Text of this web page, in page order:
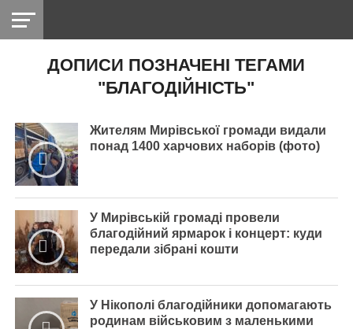
НІКОПОЛЬ
СІЧЕСЛАВСЬКА
РАДІО
ДОПИСИ ПОЗНАЧЕНІ ТЕГАМИ
"БЛАГОДІЙНІСТЬ"
Жителям Мирівської громади видали
понад 1400 харчових наборів (фото)
У Мирівській громаді провели
благодійний ярмарок і концерт: куди
передали зібрані кошти
У Нікополі благодійники допомагають
родинам військовим з маленькими